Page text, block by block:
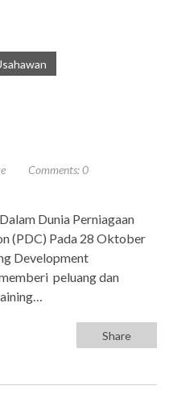
Comments:0
Dunia Perniagaan
(PDC) Pada 28 Oktober
Development
peluang dan
Share